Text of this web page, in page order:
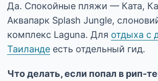
Да. Спокойные пляжи — Ката,
Аквапарк Splash Jungle,
комплекс Laguna. Для отдыха с
Таиланде есть отдельный гид.
Что делать, если попал в рип-